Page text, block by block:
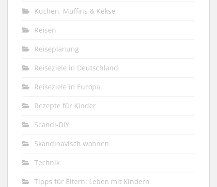
Kuchen, Muffins & Kekse
Reisen
Reiseplanung
Reiseziele in Deutschland
Reiseziele in Europa
Rezepte für Kinder
Scandi-DIY
Skandinavisch wohnen
Technik
Tipps für Eltern: Leben mit Kindern